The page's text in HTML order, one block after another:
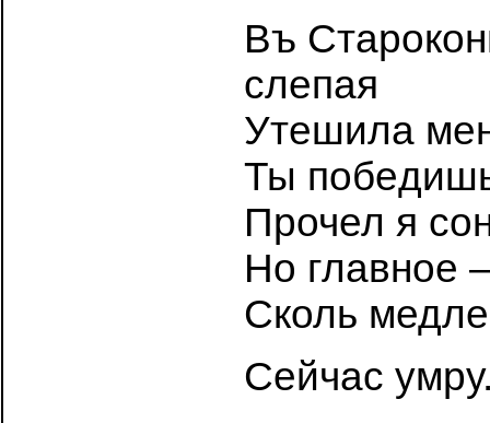
Въ
слeпая
Утeшила
Ты
Прочел я
Но главное
Сколь
Сейчас